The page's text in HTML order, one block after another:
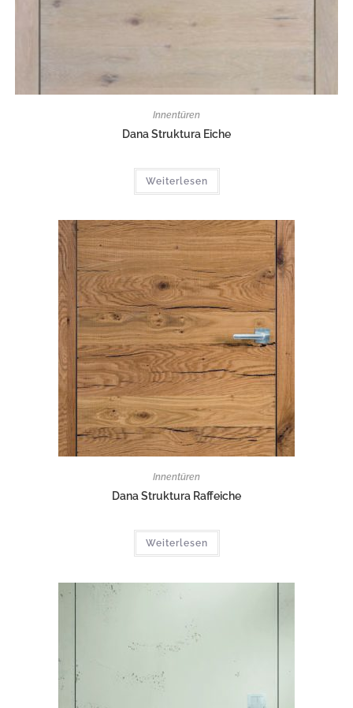
Innentüren
Dana Struktura Eiche
Weiterlesen
Innentüren
Dana Struktura Raffeiche
Weiterlesen